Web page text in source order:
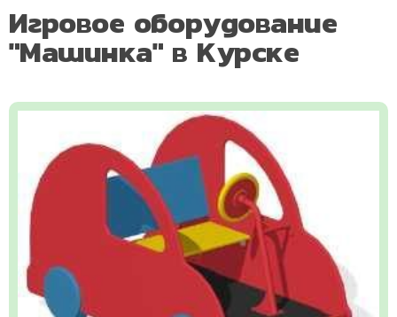
Игровое оборудование
"Машинка" в Курске